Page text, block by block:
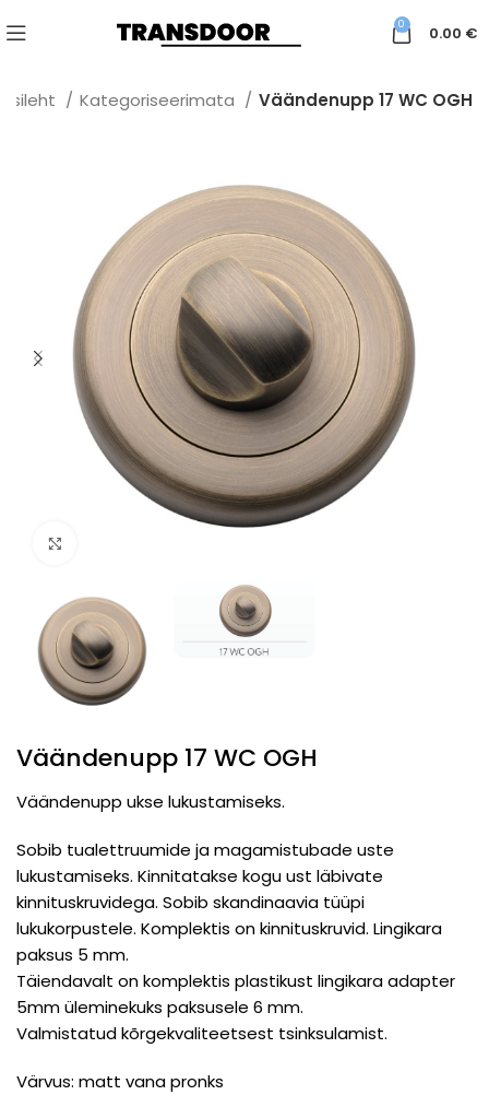
0 0.00 €
Esileht Kategoriseerimata Väändenupp 17 WC OGH
Väändenupp 17 WC OGH
Väändenupp ukse lukustamiseks.
Sobib tualettruumide ja magamistubade uste
lukustamiseks. Kinnitatakse kogu ust läbivate
kinnituskruvidega. Sobib skandinaavia tüüpi
lukukorpustele. Komplektis on kinnituskruvid. Lingikara
paksus 5 mm.
Täiendavalt on komplektis plastikust lingikara adapter
5mm üleminekuks paksusele 6 mm.
Valmistatud kõrgekvaliteetsest tsinksulamist.
Värvus: matt vana pronks